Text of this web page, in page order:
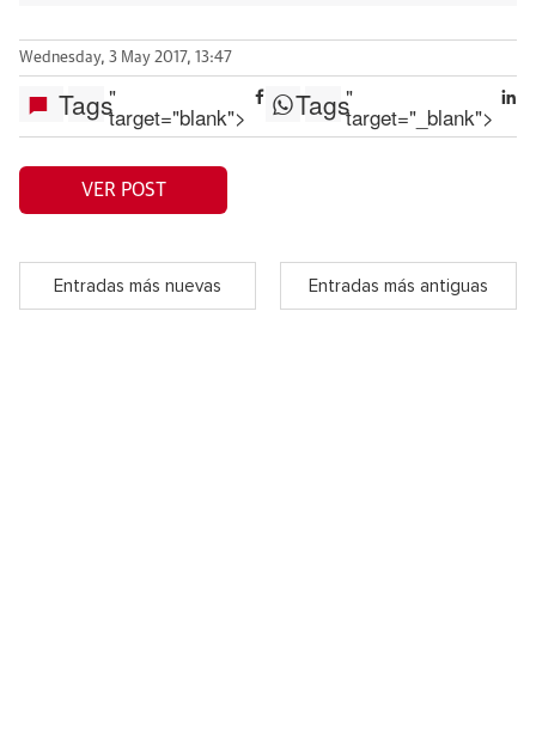
Wednesday, 3 May 2017, 13:47
Tags"
target="blank"> Tags"
target="_blank">
VER POST
Entradas más nuevas Entradas más antiguas